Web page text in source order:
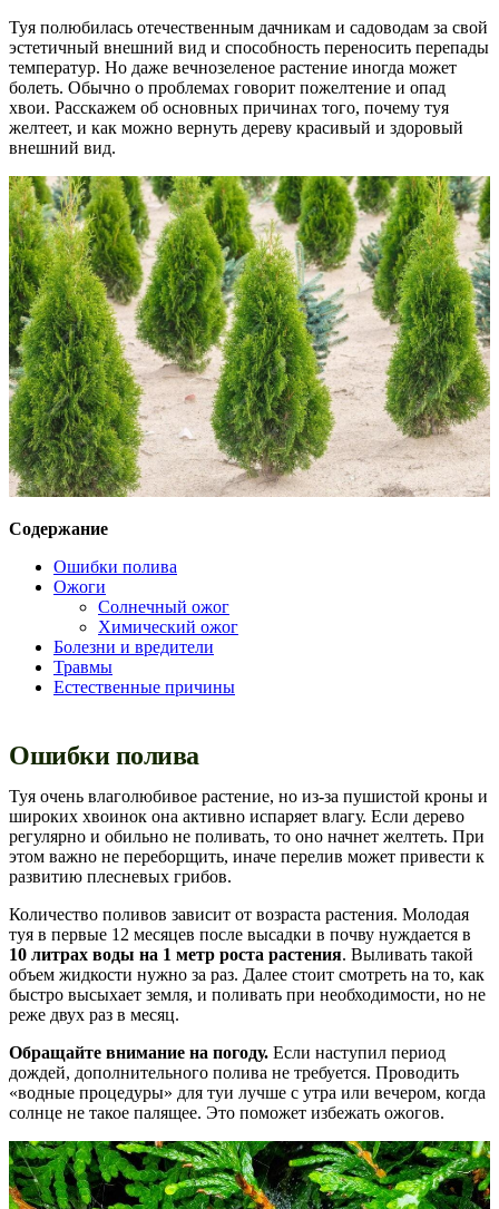
Туя полюбилась отечественным дачникам и садоводам за свой
эстетичный внешний вид и способность переносить перепады
температур. Но даже вечнозеленое растение иногда может
болеть. Обычно о проблемах говорит пожелтение и опад
хвои. Расскажем об основных причинах того, почему туя
желтеет, и как можно вернуть дереву красивый и здоровый
внешний вид.
Содержание
Ошибки полива
Ожоги
Солнечный ожог
Химический ожог
Болезни и вредители
Травмы
Естественные причины
Ошибки полива
Туя очень влаголюбивое растение, но из-за пушистой кроны и
широких хвоинок она активно испаряет влагу. Если дерево
регулярно и обильно не поливать, то оно начнет желтеть. При
этом важно не переборщить, иначе перелив может привести к
развитию плесневых грибов.
Количество поливов зависит от возраста растения. Молодая
туя в первые 12 месяцев после высадки в почву нуждается в
10 литрах воды на 1 метр роста растения. Выливать такой
объем жидкости нужно за раз. Далее стоит смотреть на то, как
быстро высыхает земля, и поливать при необходимости, но не
реже двух раз в месяц.
Обращайте внимание на погоду. Если наступил период
дождей, дополнительного полива не требуется. Проводить
«водные процедуры» для туи лучше с утра или вечером, когда
солнце не такое палящее. Это поможет избежать ожогов.